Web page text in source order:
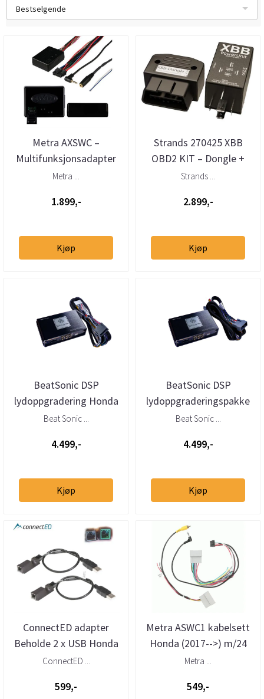
Bestselgende
Metra AXSWC –
Multifunksjonsadapter
(universalt, automatisk)
Metra ...
1.899,-
Kjøp
Strands 270425 XBB
OBD2 KIT – Dongle +
Powerunit 2
Strands ...
2.899,-
Kjøp
BeatSonic DSP
lydoppgradering Honda
(2017 -->) u/aktivt høytt
Beat Sonic ...
4.499,-
Kjøp
BeatSonic DSP
lydoppgraderingspakke
Honda (2009 -->) u/aktivt
Beat Sonic ...
4.499,-
Kjøp
ConnectED adapter
Beholde 2 x USB Honda
(2015 -->)
ConnectED ...
599,-
Metra ASWC1 kabelsett
Honda (2017-->) m/24
pins.
Metra ...
549,-